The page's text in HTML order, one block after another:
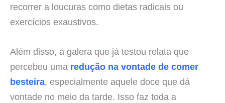
recorrer a loucuras como dietas radicais ou
exercícios exaustivos.
Além disso, a galera que já testou relata que
percebeu uma redução na vontade de comer
besteira, especialmente aquele doce que dá
vontade no meio da tarde. Isso faz toda a